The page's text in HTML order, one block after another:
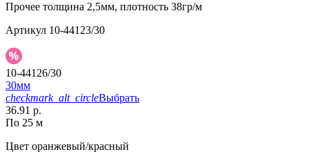
Прочее толщина 2,5мм, плотность 38гр/м
Артикул 10-44123/30
10-44126/30
30мм
checkmark_alt_circleВыбрать
36.91 р.
По 25 м
Цвет оранжевый/красный